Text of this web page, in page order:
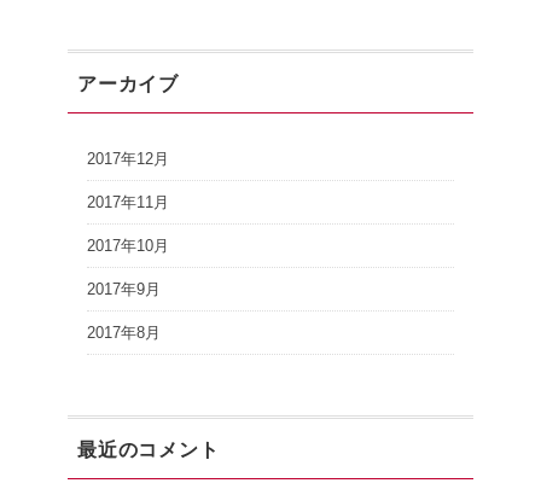
アーカイブ
2017年12月
2017年11月
2017年10月
2017年9月
2017年8月
最近のコメント